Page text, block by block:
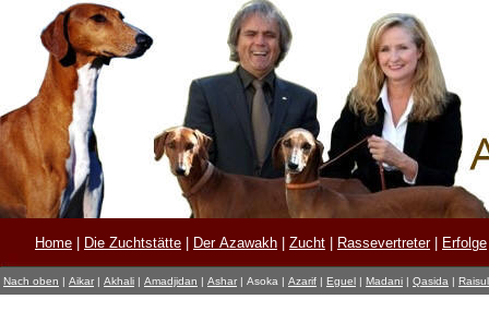
Home Die Zuchtstätte Der Azawakh Zucht Rassevertreter| Erfolge
Nach oben | Aikar | Akhali | Amadjidan | Ashar | Asoka | Azarif | Eguel | Madani | Qasida |